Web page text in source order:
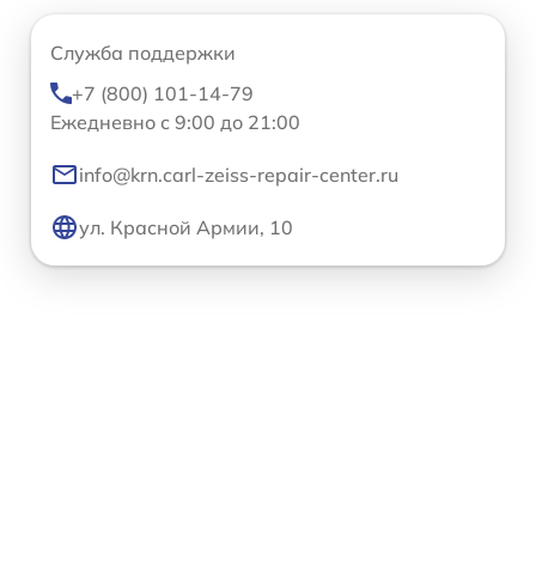
Служба поддержки
+7 (800) 101-14-79
Ежедневно с 9:00 до 21:00
info@krn.carl-zeiss-repair-center.ru
ул. Красной Армии, 10